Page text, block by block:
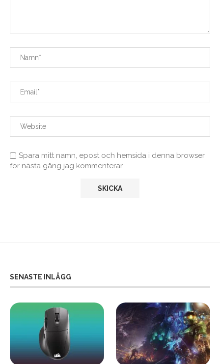
Spara mitt namn, epost och hemsida i denna browser
för nästa gång jag kommenterar.
SENASTE INLÄGG